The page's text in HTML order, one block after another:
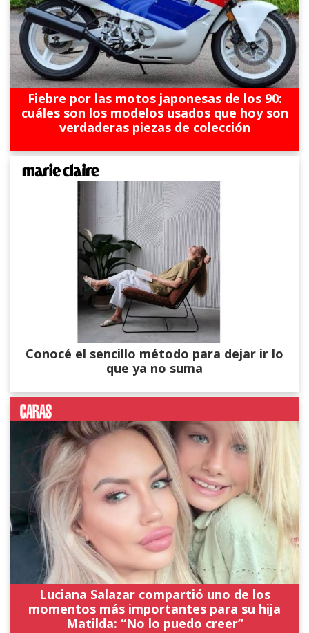
Fiebre por las motos japonesas de los 90:
cuáles son los modelos usados que hoy son
verdaderas piezas de colección
Conocé el sencillo método para dejar ir lo
que ya no suma
Luciana Salazar compartió uno de los
momentos más importantes para su hija
Matilda: “No lo puedo creer”